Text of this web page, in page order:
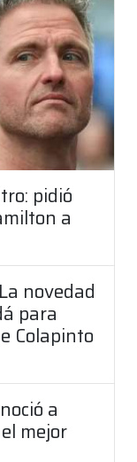
pidió
a
novedad
para
Colapinto
a
mejor